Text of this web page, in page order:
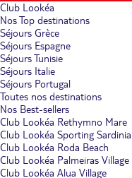
Club Lookéa
Nos Top destinations
Séjours Grèce
Séjours Espagne
Séjours Tunisie
Séjours Italie
Séjours Portugal
Toutes nos destinations
Nos Best-sellers
Club Lookéa Rethymno Mare
Club Lookéa Sporting Sardinia
Club Lookéa Roda Beach
Club Lookéa Palmeiras Village
Club Lookéa Alua Village